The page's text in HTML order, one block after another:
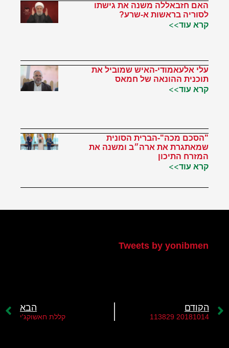
האם חזבאללה משנה את גישתו
לסוריה בראשות א-שרע?
קרא עוד>>
עלי אלעאמודי-האיש שמוביל את
תוכנית ההונאה של חמאס
קרא עוד>>
"הסכם מכה"-הברית הסונית
שמאתגרת את ארה״ב ומשנה את
המזרח התיכון
קרא עוד>>
Tweets by yonibmen
הקודם
20181014 113829
הבא
קללת חאשוקג'י